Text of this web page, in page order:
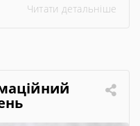
освіти і науки
сучасні
Завдяки
Читати детальніше